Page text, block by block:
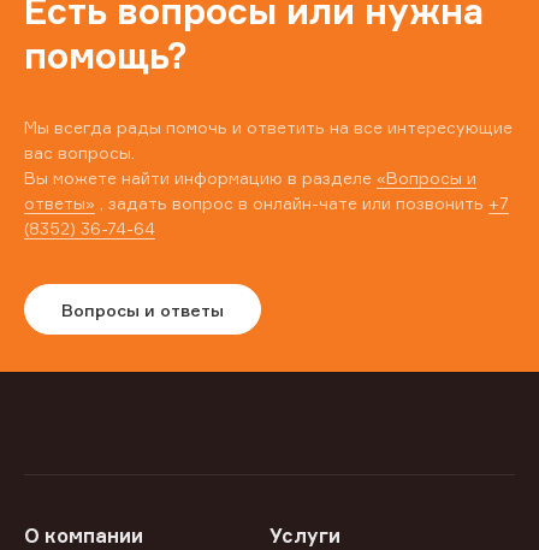
Есть вопросы или нужна
помощь?
Мы всегда рады помочь и ответить на все интересующие
вас вопросы.
Вы можете найти информацию в разделе «Вопросы и
ответы» , задать вопрос в онлайн-чате или позвонить +7
(8352) 36-74-64
Вопросы и ответы
О компании Услуги